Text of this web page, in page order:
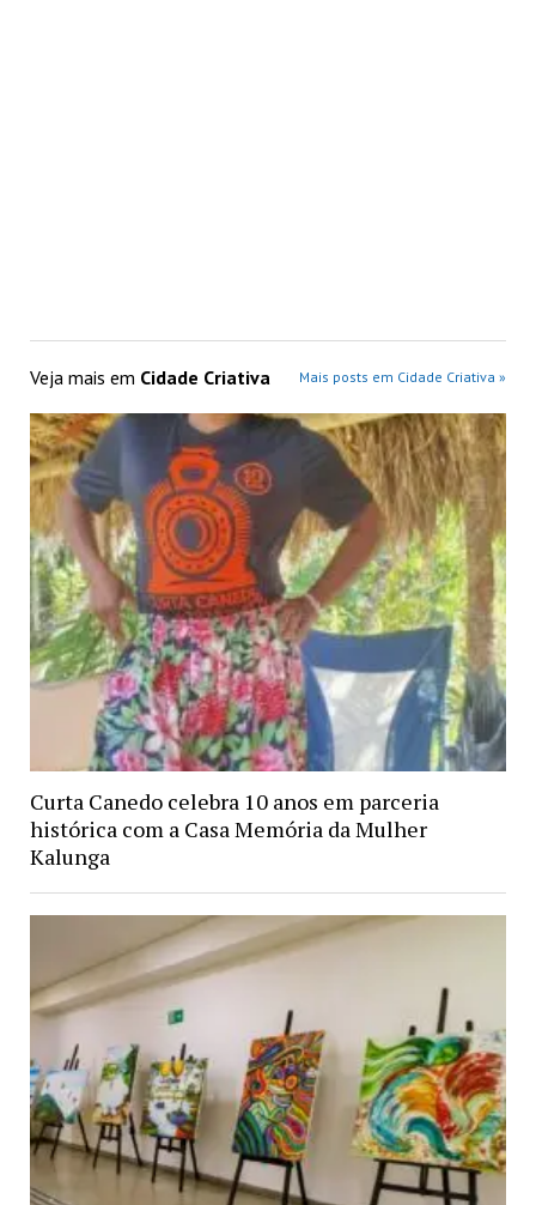
Veja mais em Cidade Criativa Mais posts em Cidade Criativa »
Curta Canedo celebra 10 anos em parceria
histórica com a Casa Memória da Mulher
Kalunga